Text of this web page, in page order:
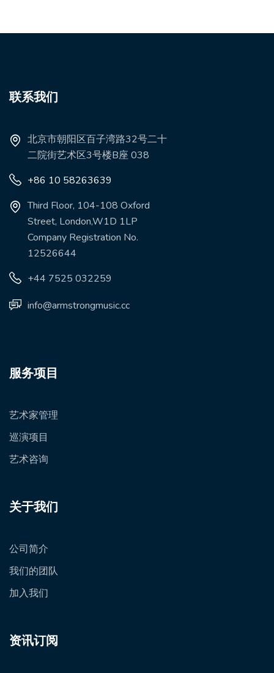
联系我们
北京市朝阳区百子湾路32号二十
二院街艺术区3号楼B座 038
+86 10 58263639
Third Floor, 104-108 Oxford
Street, London,W1D 1LP
Company Registration No.
12526644
+44 7525 032259
info@armstrongmusic.cc
服务项目
艺术家管理
巡演项目
艺术咨询
关于我们
公司简介
我们的团队
加入我们
资讯订阅